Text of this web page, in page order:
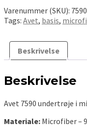
i
microfiber
Varenummer (SKU): 7590
Tags: Avet, basis,
Beskrivelse
Beskrivelse
Avet 7590 undertrøje i
Materiale: Microfiber –